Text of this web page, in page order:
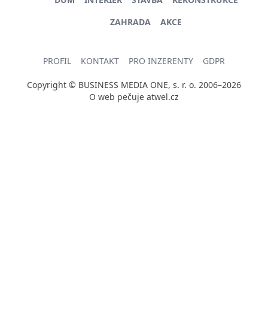
ZAHRADA
AKCE
PROFIL KONTAKT PRO INZERENTY GDPR
Copyright © BUSINESS MEDIA ONE, s. r. o. 2006–2026